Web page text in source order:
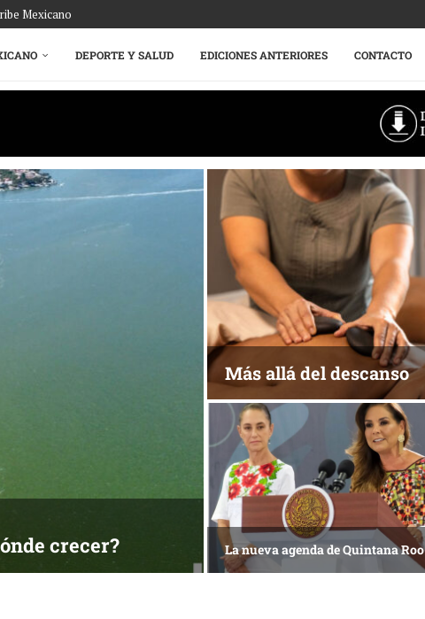
Mexicano
DEPORTE Y SALUD EDICIONES ANTERIORES CONTACTO
crecer?
Más allá del descanso
La nueva agenda de Quintana Roo